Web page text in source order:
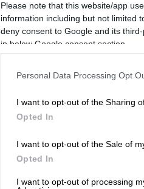
Please note that this website/app
information including but not limited
deny consent to Google and its
in below Google consent section.
Personal Data Processing Opt
I want to opt-out of the Sharing
Opted In
I want to opt-out of the Sale of
Opted In
I want to opt-out of processing